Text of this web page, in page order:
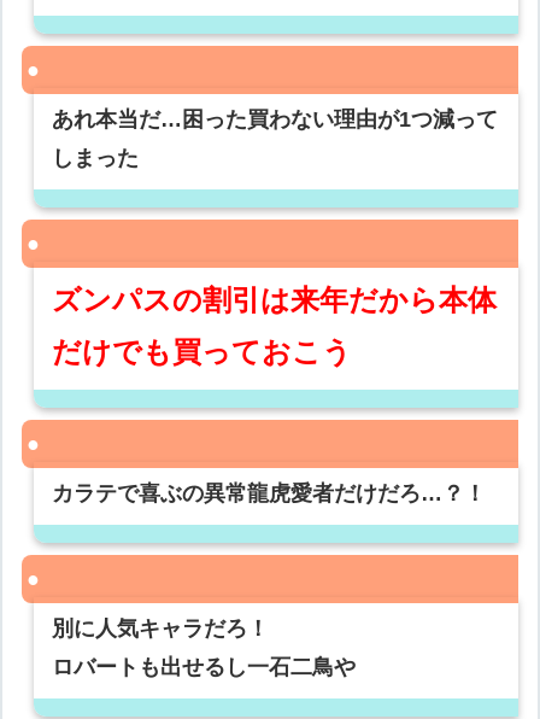
あれ本当だ…困った買わない理由が1つ減って
しまった
ズンパスの割引は来年だから本体
だけでも買っておこう
カラテで喜ぶの異常龍虎愛者だけだろ…？！
別に人気キャラだろ！
ロバートも出せるし一石二鳥や